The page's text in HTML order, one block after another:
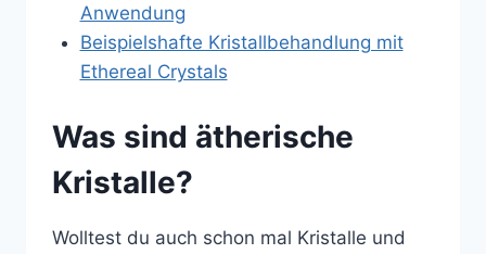
Anwendung
Beispielshafte Kristallbehandlung mit
Ethereal Crystals
Was sind ätherische
Kristalle?
Wolltest du auch schon mal Kristalle und